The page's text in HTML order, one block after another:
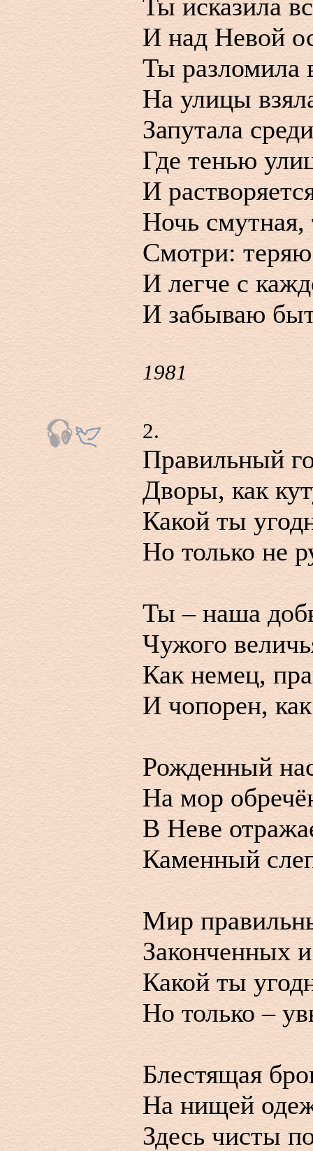
Ты исказила
И над Невой
Ты разломила
На улицы
Запутала
Где тенью
И
Ночь смутная,
Смотри:
И легче с
И забываю
1981
2.
Правильный
Дворы, как
Какой ты
Но только не
Ты – наша
Чужого
Как немец,
И чопорен,
Рожденный
На мор
В Неве
Каменный
Мир
Законченных
Какой ты
Но только –
Блестящая
На нищей
Здесь чисты